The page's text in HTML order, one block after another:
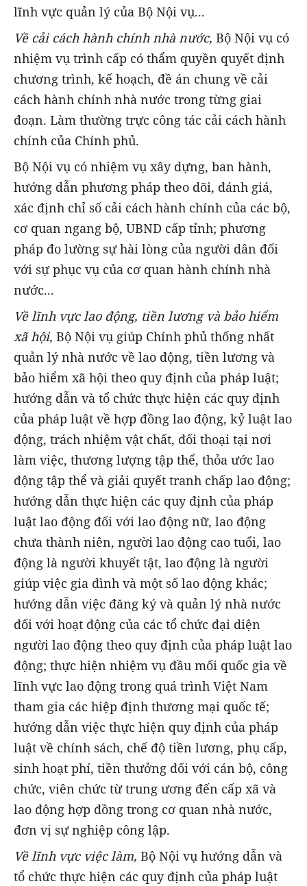
lĩnh vực quản lý của Bộ Nội vụ...
Về cải cách hành chính nhà nước, Bộ Nội vụ có
nhiệm vụ trình cấp có thẩm quyền quyết định
chương trình, kế hoạch, đề án chung về cải
cách hành chính nhà nước trong từng giai
đoạn. Làm thường trực công tác cải cách hành
chính của Chính phủ.
Bộ Nội vụ có nhiệm vụ xây dựng, ban hành,
hướng dẫn phương pháp theo dõi, đánh giá,
xác định chỉ số cải cách hành chính của các bộ,
cơ quan ngang bộ, UBND cấp tỉnh; phương
pháp đo lường sự hài lòng của người dân đối
với sự phục vụ của cơ quan hành chính nhà
nước...
Về lĩnh vực lao động, tiền lương và bảo hiểm
xã hội, Bộ Nội vụ giúp Chính phủ thống nhất
quản lý nhà nước về lao động, tiền lương và
bảo hiểm xã hội theo quy định của pháp luật;
hướng dẫn và tổ chức thực hiện các quy định
của pháp luật về hợp đồng lao động, kỷ luật lao
động, trách nhiệm vật chất, đối thoại tại nơi
làm việc, thương lượng tập thể, thỏa ước lao
động tập thể và giải quyết tranh chấp lao động;
hướng dẫn thực hiện các quy định của pháp
luật lao động đối với lao động nữ, lao động
chưa thành niên, người lao động cao tuổi, lao
động là người khuyết tật, lao động là người
giúp việc gia đình và một số lao động khác;
hướng dẫn việc đăng ký và quản lý nhà nước
đối với hoạt động của các tổ chức đại diện
người lao động theo quy định của pháp luật lao
động; thực hiện nhiệm vụ đầu mối quốc gia về
lĩnh vực lao động trong quá trình Việt Nam
tham gia các hiệp định thương mại quốc tế;
hướng dẫn việc thực hiện quy định của pháp
luật về chính sách, chế độ tiền lương, phụ cấp,
sinh hoạt phí, tiền thưởng đối với cán bộ, công
chức, viên chức từ trung ương đến cấp xã và
lao động hợp đồng trong cơ quan nhà nước,
đơn vị sự nghiệp công lập.
Về lĩnh vực việc làm, Bộ Nội vụ hướng dẫn và
tổ chức thực hiện các quy định của pháp luật